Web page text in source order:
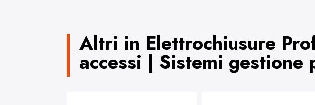
Altri in Elettrochiusure
accessi | Sistemi gestione